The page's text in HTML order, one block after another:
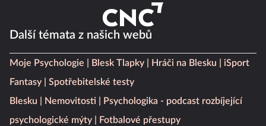
Další témata z našich webů
Moje Psychologie Blesk Tlapky Hráči na Blesku
iSport
Fantasy
Spotřebitelské testy
Blesku
Nemovitosti
Psychologika - podcast rozbíjející
psychologické mýty
Fotbalové přestupy